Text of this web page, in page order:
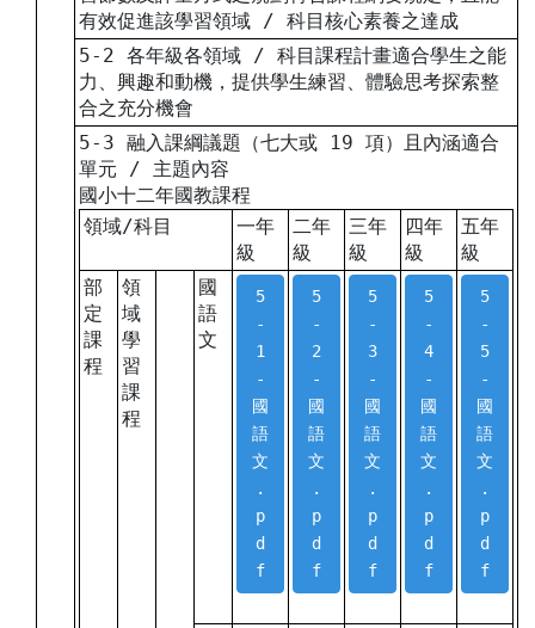
有效促進該學習領域 / 科目核心素養之達成
5-2 各年級各領域 / 科目課程計畫適合學生之能
力、興趣和動機，提供學生練習、體驗思考探索整
合之充分機會
5-3 融入課綱議題（七大或 19 項）且內涵適合
單元 / 主題內容
國小十二年國教課程
領域/科目
一年
級
二年
級
三年
級
四年
級
五年
級
部
定
課
程
領
域
學
習
課
程
國
語
文
5
-
1
-
國
語
文
.
p
d
f
5
-
2
-
國
語
文
.
p
d
f
5
-
3
-
國
語
文
.
p
d
f
5
-
4
-
國
語
文
.
p
d
f
5
-
5
-
國
語
文
.
p
d
f